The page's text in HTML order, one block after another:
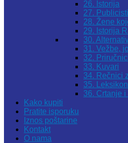
26. Istorija
27.
28. Žene
29. Istorija
30.
31. Vežbe,
32.
33. Kuvari
34. Rečnici
35.
36. Crtanje
Kako kupiti
Pratite isporuku
Iznos poštarine
Kontakt
O nama